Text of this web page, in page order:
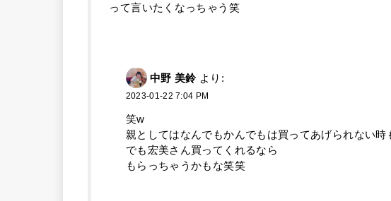
って言いたくなっちゃう笑
中野 美鈴 より:
2023-01-22 7:04 PM
笑w
親としてはなんでもかんでもは買ってあげられない時
でも宏美さん買ってくれるなら
もらっちゃうかもな笑笑